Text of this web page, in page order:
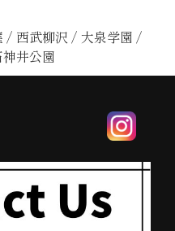
/ 西武柳沢 / 大泉学園 /
井公園